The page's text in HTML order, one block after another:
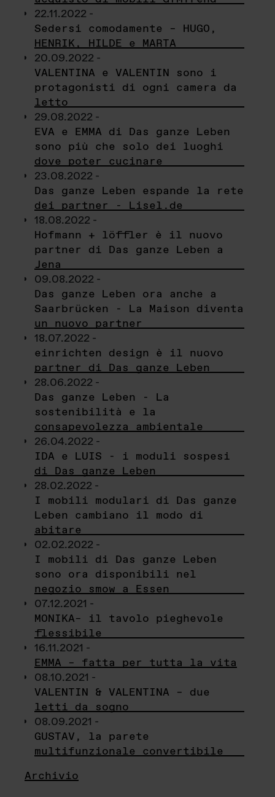
22.11.2022 -
Sedersi comodamente – HUGO,
HENRIK, HILDE e MARTA
20.09.2022 -
VALENTINA e VALENTIN sono i
protagonisti di ogni camera da
letto
29.08.2022 -
EVA e EMMA di Das ganze Leben
sono più che solo dei luoghi
dove poter cucinare
23.08.2022 -
Das ganze Leben espande la rete
dei partner - Lisel.de
18.08.2022 -
Hofmann + löffler è il nuovo
partner di Das ganze Leben a
Jena
09.08.2022 -
Das ganze Leben ora anche a
Saarbrücken - La Maison diventa
un nuovo partner
18.07.2022 -
einrichten design è il nuovo
partner di Das ganze Leben
28.06.2022 -
Das ganze Leben - La
sostenibilità e la
consapevolezza ambientale
26.04.2022 -
IDA e LUIS - i moduli sospesi
di Das ganze Leben
28.02.2022 -
I mobili modulari di Das ganze
Leben cambiano il modo di
abitare
02.02.2022 -
I mobili di Das ganze Leben
sono ora disponibili nel
negozio smow a Essen
07.12.2021 -
MONIKA– il tavolo pieghevole
flessibile
16.11.2021 -
EMMA – fatta per tutta la vita
08.10.2021 -
VALENTIN & VALENTINA – due
letti da sogno
08.09.2021 -
GUSTAV, la parete
multifunzionale convertibile
Archivio